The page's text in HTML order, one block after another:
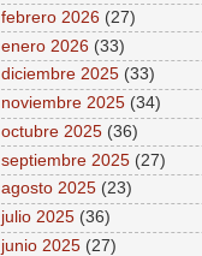
febrero 2026 (27)
enero 2026 (33)
diciembre 2025 (33)
noviembre 2025 (34)
octubre 2025 (36)
septiembre 2025 (27)
agosto 2025 (23)
julio 2025 (36)
junio 2025 (27)